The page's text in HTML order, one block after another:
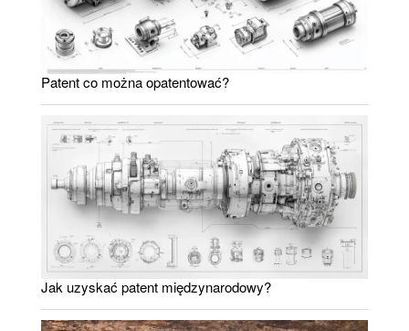
Patent co można opatentować?
Jak uzyskać patent międzynarodowy?